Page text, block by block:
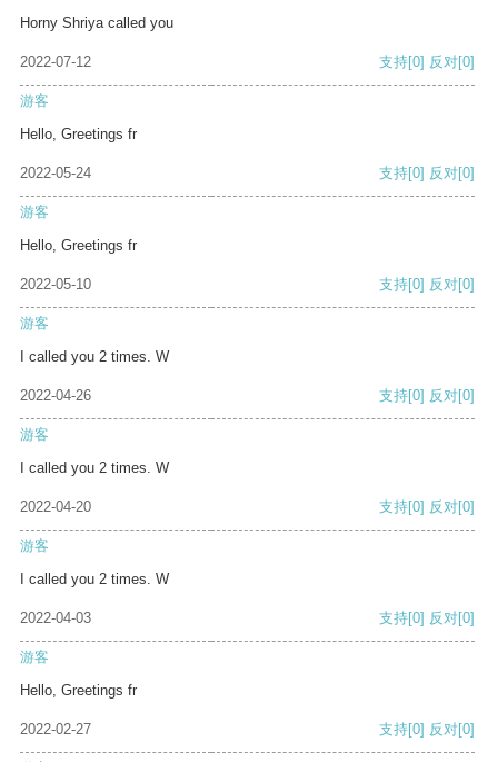
Horny Shriya called you
2022-07-12 支持[0] 反对[0]
游客
Hello, Greetings fr
2022-05-24 支持[0] 反对[0]
游客
Hello, Greetings fr
2022-05-10 支持[0] 反对[0]
游客
I called you 2 times. W
2022-04-26 支持[0] 反对[0]
游客
I called you 2 times. W
2022-04-20 支持[0] 反对[0]
游客
I called you 2 times. W
2022-04-03 支持[0] 反对[0]
游客
Hello, Greetings fr
2022-02-27 支持[0] 反对[0]